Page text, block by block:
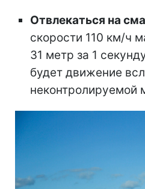
Отвлекаться на
скорости 110 км/ч
31 метр за 1
будет движение
неконтролируемой